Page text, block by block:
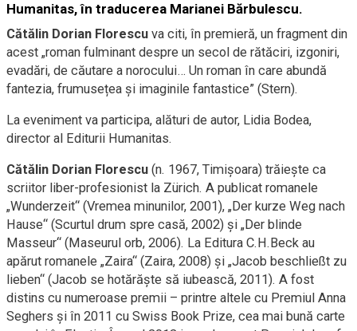
Humanitas, în traducerea Marianei Bărbulescu.
Cătălin Dorian Florescu va citi, în premieră, un fragment din
acest „roman fulminant despre un secol de rătăciri, izgoniri,
evadări, de căutare a norocului… Un roman în care abundă
fantezia, frumusețea și imaginile fantastice” (Stern).
La eveniment va participa, alături de autor, Lidia Bodea,
director al Editurii Humanitas.
Cătălin Dorian Florescu (n. 1967, Timișoara) trăiește ca
scriitor liber-profesionist la Zürich. A publicat romanele
„Wunderzeit“ (Vremea minunilor, 2001), „Der kurze Weg nach
Hause“ (Scurtul drum spre casă, 2002) și „Der blinde
Masseur“ (Maseurul orb, 2006). La Editura C.H.Beck au
apărut romanele „Zaira“ (Zaira, 2008) și „Jacob beschließt zu
lieben“ (Jacob se hotărăște să iubească, 2011). A fost
distins cu numeroase premii – printre altele cu Premiul Anna
Seghers și în 2011 cu Swiss Book Prize, cea mai bună carte